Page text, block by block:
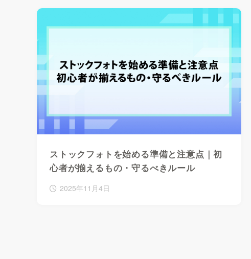
ストックフォトを始める準備と注意点｜初
心者が揃えるもの・守るべきルール
2025年11月4日